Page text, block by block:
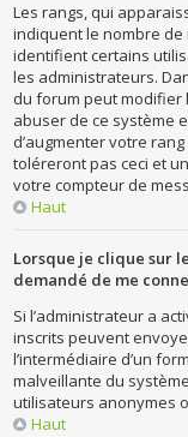
Les rangs, qui
indiquent le nombre
identifient certains
les administrateurs.
du forum peut modifier
abuser de ce système
d’augmenter votre
toléreront pas ceci et
votre compteur de
Haut
Lorsque je clique sur
demandé de me
Si l’administrateur a
inscrits peuvent
l’intermédiaire d’un
malveillante du
utilisateurs anonymes
Haut